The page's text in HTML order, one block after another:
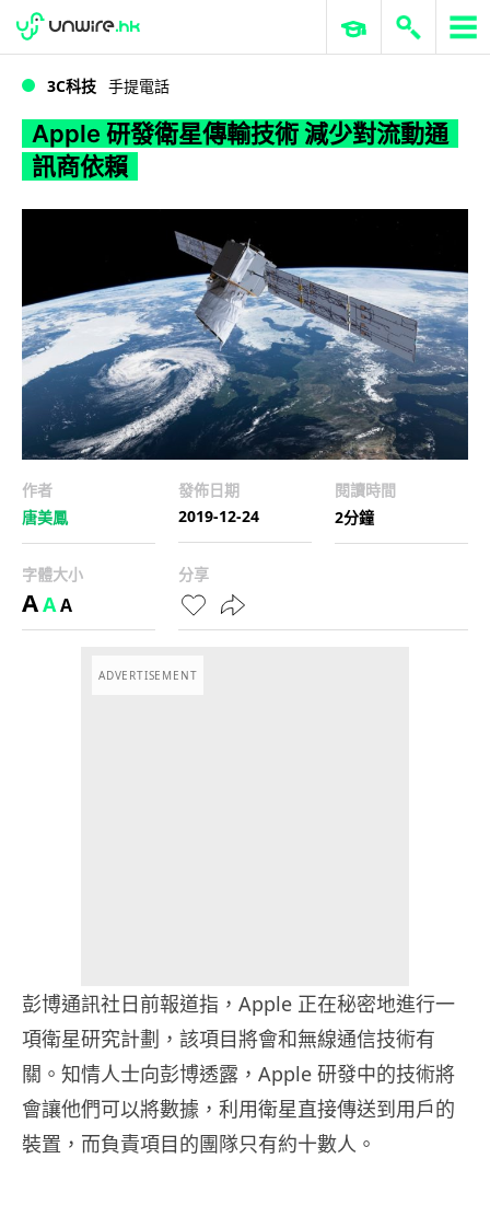
WWDC 2026 ERP 與商業 AI
3C科技 手提電話
Apple 研發衛星傳輸技術 減少對流動通
訊商依賴
作者
唐美鳳
發佈日期
2019-12-24
閱讀時間
2分鐘
字體大小
AAA
分享
ADVERTISEMENT
彭博通訊社日前報道指，Apple 正在秘密地進行一
項衛星研究計劃，該項目將會和無線通信技術有
關。知情人士向彭博透露，Apple 研發中的技術將
會讓他們可以將數據，利用衛星直接傳送到用戶的
裝置，而負責項目的團隊只有約十數人。